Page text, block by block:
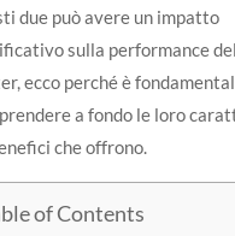
due può avere un impatto
sulla performance
ecco perché è
a fondo le loro
che offrono.
of Contents